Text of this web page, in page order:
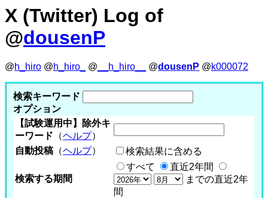
X (Twitter) Log of
@dousenP
@h_hiro @h_hiro_ @ __h_hiro__ @dousenP @k000072
検索キーワード
オプション
【試験運用中】除外キ
ーワード （ヘルプ）
自動投稿 （ヘルプ） 検索結果に含める
検索する期間
すべて
直近2年間
までの直近2年
間